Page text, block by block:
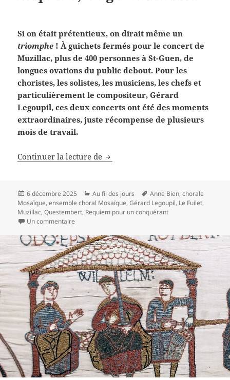
Si on était prétentieux, on dirait même un
triomphe ! À guichets fermés pour le concert de
Muzillac, plus de 400 personnes à St-Guen, de
longues ovations du public debout. Pour les
choristes, les solistes, les musiciens, les chefs et
particulièrement le compositeur, Gérard
Legoupil, ces deux concerts ont été des moments
extraordinaires, juste récompense de plusieurs
mois de travail.
Continuer la lecture de Requiem, un grand succès
Publié
le
6 décembre 2025 Catégories
Au fil des jours
Mots-
clés
Anne Bien,chorale
Mosaïque,ensemble choral Mosaïque,Gérard Legoupil, Le Fuilet,
Muzillac,Questembert, Requiem pour un conquérant
Un commentaire